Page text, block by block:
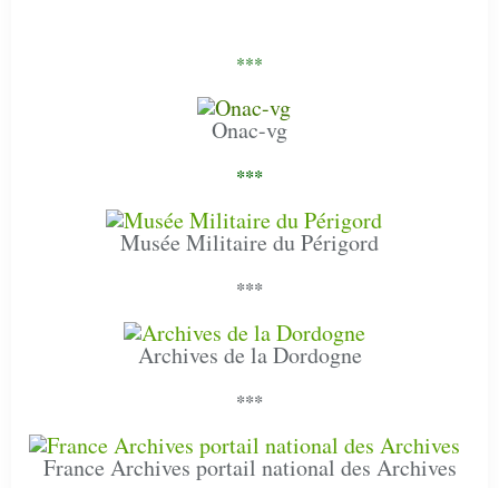
***
Onac-vg
***
Musée Militaire du Périgord
***
Archives de la Dordogne
***
France Archives portail national des Archives